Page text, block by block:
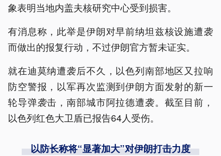
象表明当地内盖夫核研究中心受到损害。
有消息称，此举是伊朗对早前纳坦兹核设施遭袭
而做出的报复行动，不过伊朗官方暂未证实。
就在迪莫纳遭袭后不久，以色列南部地区又拉响
防空警报，以军再次监测到伊朗方面发射的新一
轮导弹袭击，南部城市阿拉德遭袭。截至目前，
以色列红色大卫盾已报告64人受伤。
以防长称将“显著加大”对伊朗打击力度